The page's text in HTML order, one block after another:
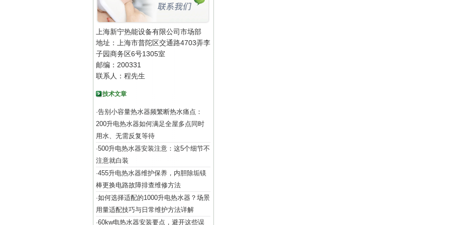
上海新宁热能设备有限公司市场部
地址：上海市普陀区交通路4703弄李
子园商务区6号1305室
邮编：200331
联系人：程先生
技术文章
·告别小容量热水器频繁断热水痛点：
200升电热水器如何满足全屋多点同时
用水、无需反复等待
·500升电热水器安装注意：这5个细节不
注意就白装
·455升电热水器维护保养，内胆除垢镁
棒更换电路故障排查维修方法
·如何选择适配的1000升电热水器？场景
用量适配技巧与日常维护方法详解
·60kw电热水器安装要点，避开这些误